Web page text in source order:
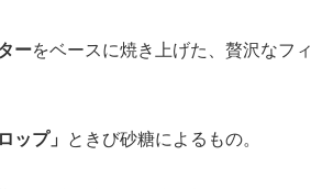
ーをベースに焼き上げた、贅沢なフィ
ップ」 ときび砂糖によるもの。